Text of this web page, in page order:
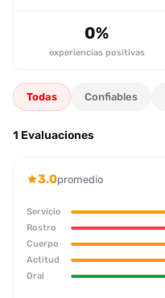
0%
experiencias positivas
Todas Confiables
1 Evaluaciones
3.0promedio
Servicio
Rostro
Cuerpo
Actitud
Oral